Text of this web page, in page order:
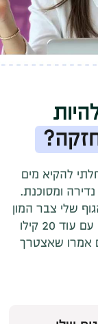
להקיא מים
ומסוכנת.
שלי צבר המון
רעלים, ותוך 3 חודשים מצאתי את עצמי עם עוד 20 קילו
אמרו שאצטרך